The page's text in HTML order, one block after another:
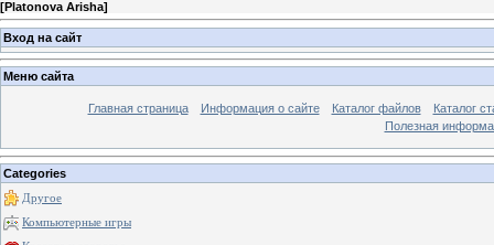
[Platonova Arisha]
Вход на сайт
Меню сайта
Главная страница Информация о сайте Каталог файлов
Каталог
Полезная
Categories
Другое
Компьютерные игры